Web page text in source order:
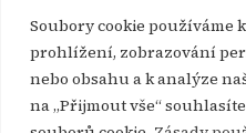
Soubory cookie používáme
prohlížení, zobrazování
nebo obsahu a k analýze
na „Přijmout vše“
OBCHODNÍ PODMÍNKY
Copyright Epoch